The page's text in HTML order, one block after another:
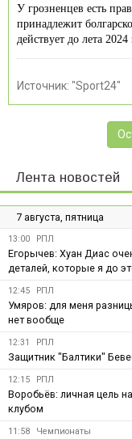
У грозненцев есть
принадлежит
действует до лета 2024
Источник: "Sport24"
Лента новостей
7 августа, пятница
13:00 РПЛ
Егорычев: Хуан Диас
деталей, которые я до
12:45 РПЛ
Умяров: для меня
нет вообще
12:31 РПЛ
Защитник "Балтики"
12:15 РПЛ
Воробьёв: личная цель
клубом
11:58 Чемпионаты